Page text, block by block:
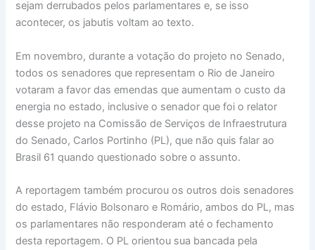
sejam derrubados pelos parlamentares e, se isso
acontecer, os jabutis voltam ao texto.
Em novembro, durante a votação do projeto no Senado,
todos os senadores que representam o Rio de Janeiro
votaram a favor das emendas que aumentam o custo da
energia no estado, inclusive o senador que foi o relator
desse projeto na Comissão de Serviços de Infraestrutura
do Senado, Carlos Portinho (PL), que não quis falar ao
Brasil 61 quando questionado sobre o assunto.
A reportagem também procurou os outros dois senadores
do estado, Flávio Bolsonaro e Romário, ambos do PL, mas
os parlamentares não responderam até o fechamento
desta reportagem. O PL orientou sua bancada pela